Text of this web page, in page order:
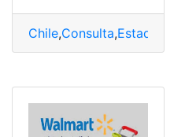
Chile,Consulta,Estado de